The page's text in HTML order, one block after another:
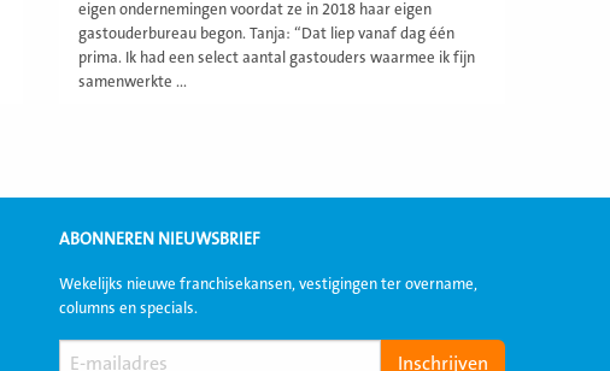
eigen ondernemingen voordat ze in 2018 haar eigen
gastouderbureau begon. Tanja: “Dat liep vanaf dag één
prima. Ik had een select aantal gastouders waarmee ik fijn
samenwerkte ...
ABONNEREN NIEUWSBRIEF
Wekelijks nieuwe franchisekansen, vestigingen ter overname,
columns en specials.